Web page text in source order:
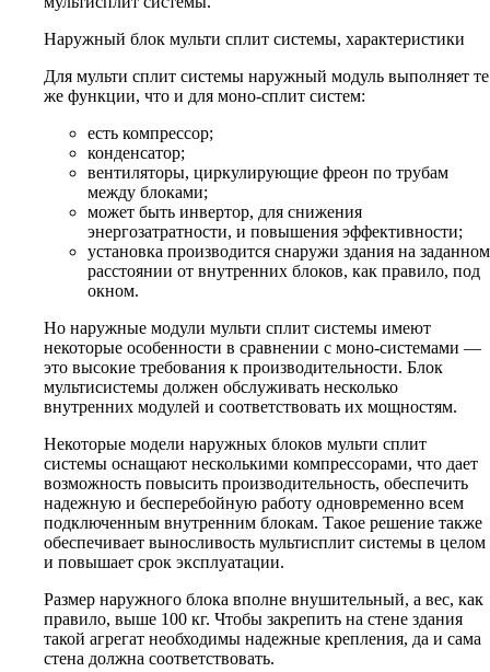
Наружный блок мульти сплит системы, характеристики
Для мульти сплит системы наружный модуль выполняет те
же функции, что и для моно-сплит систем:
есть компрессор;
конденсатор;
вентиляторы, циркулирующие фреон по трубам
между блоками;
может быть инвертор, для снижения
энергозатратности, и повышения эффективности;
установка производится снаружи здания на заданном
расстоянии от внутренних блоков, как правило, под
окном.
Но наружные модули мульти сплит системы имеют
некоторые особенности в сравнении с моно-системами —
это высокие требования к производительности. Блок
мультисистемы должен обслуживать несколько
внутренних модулей и соответствовать их мощностям.
Некоторые модели наружных блоков мульти сплит
системы оснащают несколькими компрессорами, что дает
возможность повысить производительность, обеспечить
надежную и бесперебойную работу одновременно всем
подключенным внутренним блокам. Такое решение также
обеспечивает выносливость мультисплит системы в целом
и повышает срок эксплуатации.
Размер наружного блока вполне внушительный, а вес, как
правило, выше 100 кг. Чтобы закрепить на стене здания
такой агрегат необходимы надежные крепления, да и сама
стена должна соответствовать.